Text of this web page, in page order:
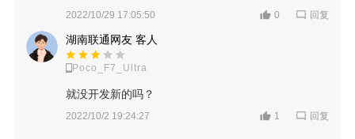
2022/10/29 17:05:50 0 回复
湖南联通网友 客人
Poco_F7_Ultra
就没开发新的吗？
2022/10/2 19:24:27 1 回复